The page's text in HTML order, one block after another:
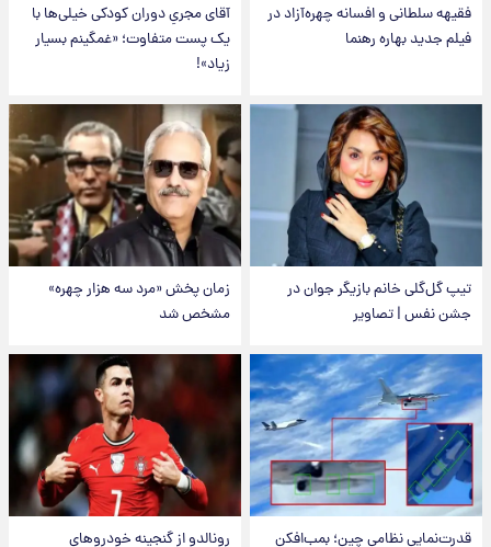
فقیهه سلطانی و افسانه چهره‌آزاد در
فیلم جدید بهاره رهنما
آقای مجریِ دوران کودکی خیلی‌ها با
یک پست متفاوت؛ «غمگینم بسیار
زیاد»!
تیپ گل‌گلی خانم بازیگر جوان در
جشن نفس | تصاویر
زمان پخش «مرد سه هزار چهره»
مشخص شد
قدرت‌نمایی نظامی چین؛ بمب‌افکن
رونالدو از گنجینه خودروهای